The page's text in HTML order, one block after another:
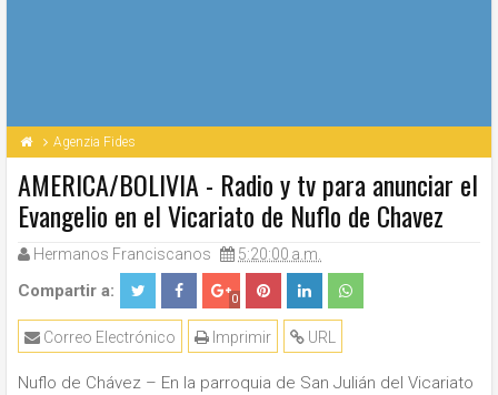
Agenzia Fides
AMERICA/BOLIVIA - Radio y tv para anunciar el
Evangelio en el Vicariato de Nuflo de Chavez
Hermanos Franciscanos 5:20:00 a.m.
Compartir a: 0
URL
Imprimir
Correo Electrónico
Nuflo de Chávez – En la parroquia de San Julián del Vicariato